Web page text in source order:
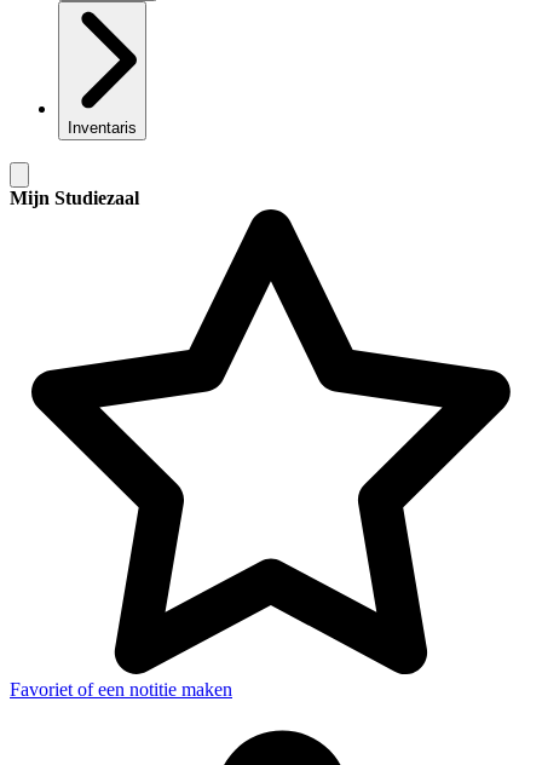
Inventaris
Mijn Studiezaal
Favoriet of een notitie maken